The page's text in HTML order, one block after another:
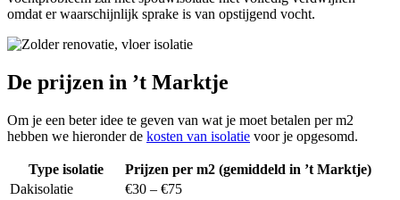
omdat er waarschijnlijk sprake is van opstijgend vocht.
De prijzen in ’t Marktje
Om je een beter idee te geven van wat je moet betalen per m2
hebben we hieronder de kosten van isolatie voor je opgesomd.
Type isolatie
Prijzen per m2 (gemiddeld in ’t Marktje)
Dakisolatie
€30 – €75